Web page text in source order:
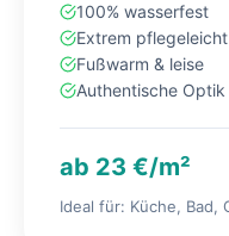
100% wasserfest
Extrem pflegeleicht
Fußwarm & leise
Authentische Optik
ab 23 €/m²
Ideal für: Küche, Bad,